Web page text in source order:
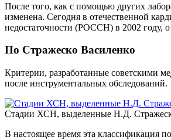
После того, как с помощью других
изменена. Сегодня в отечественной
недостаточности (РОССН) в 2002 году, о
По Стражеско Василенко
Критерии, разработанные советскими
после инструментальных обследований.
Стадии ХСН, выделенные Н.Д.
В настоящее время эта классификация